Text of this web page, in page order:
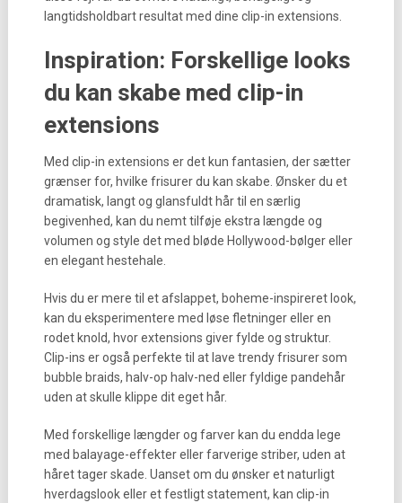
langtidsholdbart resultat med dine clip-in extensions.
Inspiration: Forskellige looks
du kan skabe med clip-in
extensions
Med clip-in extensions er det kun fantasien, der sætter
grænser for, hvilke frisurer du kan skabe. Ønsker du et
dramatisk, langt og glansfuldt hår til en særlig
begivenhed, kan du nemt tilføje ekstra længde og
volumen og style det med bløde Hollywood-bølger eller
en elegant hestehale.
Hvis du er mere til et afslappet, boheme-inspireret look,
kan du eksperimentere med løse fletninger eller en
rodet knold, hvor extensions giver fylde og struktur.
Clip-ins er også perfekte til at lave trendy frisurer som
bubble braids, halv-op halv-ned eller fyldige pandehår
uden at skulle klippe dit eget hår.
Med forskellige længder og farver kan du endda lege
med balayage-effekter eller farverige striber, uden at
håret tager skade. Uanset om du ønsker et naturligt
hverdagslook eller et festligt statement, kan clip-in